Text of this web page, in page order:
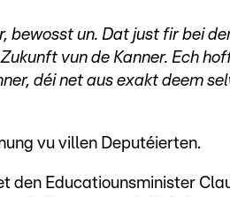
bewosst un. Dat just fir bei
vun de Kanner. Ech
déi net aus exakt deem
vu villen Deputéierten.
den Educatiounsminister